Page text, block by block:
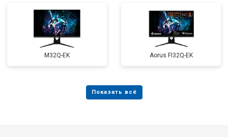
M32Q-EK Aorus FI32Q-EK